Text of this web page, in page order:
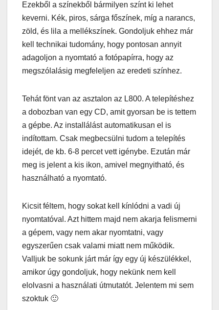
Ezekből a színekből bármilyen színt ki lehet
keverni. Kék, piros, sárga főszínek, míg a narancs,
zöld, és lila a mellékszínek. Gondoljuk ehhez már
kell technikai tudomány, hogy pontosan annyit
adagoljon a nyomtató a fotópapírra, hogy az
megszólalásig megfeleljen az eredeti színhez.
Tehát fönt van az asztalon az L800. A telepítéshez
a dobozban van egy CD, amit gyorsan be is tettem
a gépbe. Az installálást automatikusan el is
indítottam. Csak megbecsülni tudom a telepítés
idejét, de kb. 6-8 percet vett igénybe. Ezután már
meg is jelent a kis ikon, amivel megnyitható, és
használható a nyomtató.
Kicsit féltem, hogy sokat kell kínlódni a vadi új
nyomtatóval. Azt hittem majd nem akarja felismerni
a gépem, vagy nem akar nyomtatni, vagy
egyszerűen csak valami miatt nem működik.
Valljuk be sokunk járt már így egy új készülékkel,
amikor úgy gondoljuk, hogy nekünk nem kell
elolvasni a használati útmutatót. Jelentem mi sem
szoktuk 🙂